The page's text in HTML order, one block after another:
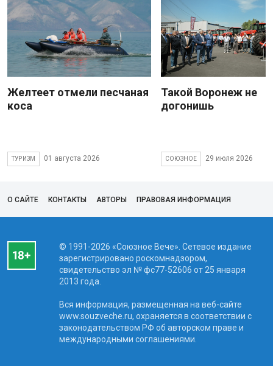
Желтеет отмели песчаная
коса
ТУРИЗМ 01 августа 2026
Такой Воронеж не
догонишь
СОЮЗНОЕ 29 июля 2026
О САЙТЕ КОНТАКТЫ АВТОРЫ ПРАВОВАЯ ИНФОРМАЦИЯ
© 1991-2026 «Союзное Вече». Сетевое издание
зарегистрировано роскомнадзором,
свидетельство эл № фc77-52606 от 25 января
2013 года.
Вся информация, размещенная на веб-сайте
www.souzveche.ru, охраняется в соответствии с
законодательством РФ об авторском праве и
международными соглашениями.